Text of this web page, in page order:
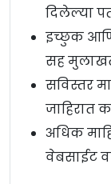
दिलेल्या
इच्छुक
सह
सविस्तर
जाहिरात
अधिक
वेबसाईट